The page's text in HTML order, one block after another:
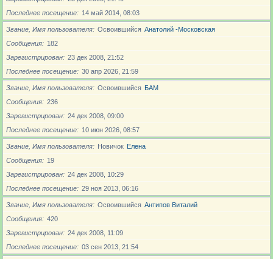
Последнее посещение
14 май 2014, 08:03
Звание, Имя пользователя Освоившийся Анатолий -Московская
Сообщения
182
Зарегистрирован
23 дек 2008, 21:52
Последнее посещение
30 апр 2026, 21:59
Звание, Имя пользователя Освоившийся БАМ
Сообщения
236
Зарегистрирован
24 дек 2008, 09:00
Последнее посещение
10 июн 2026, 08:57
Звание, Имя пользователя Новичoк Елена
Сообщения
19
Зарегистрирован
24 дек 2008, 10:29
Последнее посещение
29 ноя 2013, 06:16
Звание, Имя пользователя Освоившийся Антипов Виталий
Сообщения
420
Зарегистрирован
24 дек 2008, 11:09
Последнее посещение
03 сен 2013, 21:54